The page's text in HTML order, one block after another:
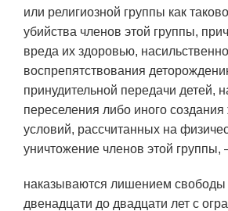
или религиозной группы как
убийства членов этой группы,
вреда их здоровью,
воспрепятствования
принудительной передачи детей,
переселения либо иного
условий, рассчитанных на
уничтожение членов этой
наказываются лишением свободы
двенадцати до двадцати лет с